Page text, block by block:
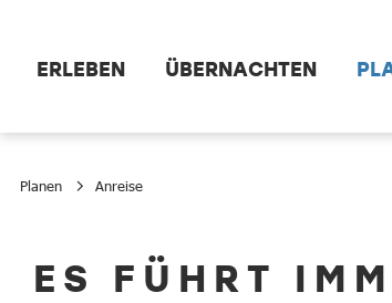
ERLEBEN ÜBERNACHTEN
Planen Anreise
AnreiseES FÜHRT